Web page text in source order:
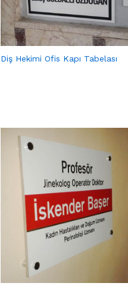
Diş Hekimi Ofis Kapı Tabelası